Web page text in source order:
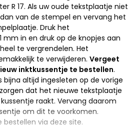
R 17. Als uw oude tekstplaatje niet
van de stempel en vervang het
Druk het
in en druk op de knopjes aan
te vergrendelen. Het
te verwijderen. Vergeet
inktkussentje te bestellen.
bijna altijd ingesleten op de vorige
dat het nieuwe tekstplaatje
raakt. Vervang daarom
om dit te voorkomen.
bestellen via deze site.